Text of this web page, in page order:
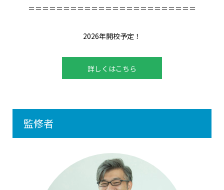
＝＝＝＝＝＝＝＝＝＝＝＝＝＝＝＝＝＝＝＝＝＝＝＝
2026年開校予定！
詳しくはこちら
監修者